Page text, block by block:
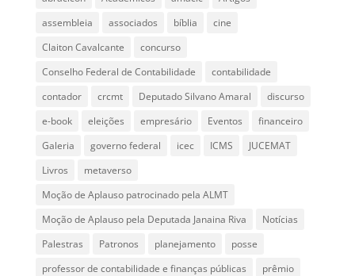
assembleia
associados bíblia
cine
Claiton Cavalcante
concurso
Conselho Federal de Contabilidade
contabilidade
contador
crcmt Deputado Silvano Amaral
discurso
e-book
eleições empresário Eventos
financeiro
Galeria
governo federal icec ICMS
JUCEMAT
Livros
metaverso
Moção de Aplauso patrocinado pela ALMT
Moção de Aplauso pela Deputada Janaina Riva
Notícias
Palestras
Patronos planejamento
posse
professor de contabilidade e finanças públicas
prêmio